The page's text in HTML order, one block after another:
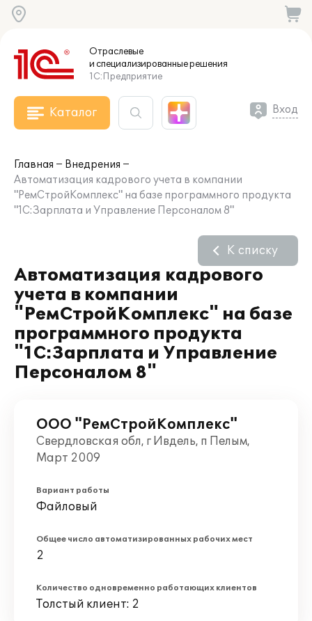
Отраслевые
и специализированныерешения
1С:Предприятие
Каталог Вход
Главная
Внедрения
Автоматизация кадрового учета в компании
"РемСтройКомплекс" на базе программного продукта
"1С:Зарплата и Управление Персоналом 8"
Автоматизация кадрового
учета в компании
"РемСтройКомплекс" на базе
программного продукта
"1С:Зарплата и Управление
Персоналом 8"
К списку
ООО "РемСтройКомплекс"
Свердловская обл, г Ивдель, п Пелым,
Март 2009
Вариант работы
Файловый
Общее число автоматизированных рабочих мест
2
Количество одновременно работающих клиентов
Толстый клиент: 2